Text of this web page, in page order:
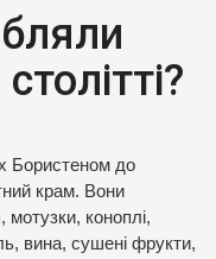
Бористеном до
крам. Вони
коноплі,
вина, сушені фрукти,